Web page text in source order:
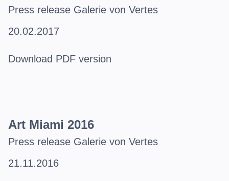
Press release Galerie von Vertes
20.02.2017
Download PDF version
Art Miami 2016
Press release Galerie von Vertes
21.11.2016